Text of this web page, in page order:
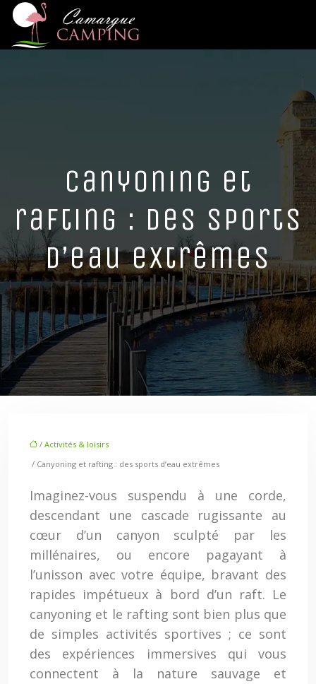
Canyoning et
rafting : des sports
d’eau extrêmes
/ Activités & loisirs
/ Canyoning et rafting : des sports d’eau extrêmes
Imaginez-vous suspendu à une corde,
descendant une cascade rugissante au
cœur d’un canyon sculpté par les
millénaires, ou encore pagayant à
l’unisson avec votre équipe, bravant des
rapides impétueux à bord d’un raft. Le
canyoning et le rafting sont bien plus que
de simples activités sportives ; ce sont
des expériences immersives qui vous
connectent à la nature sauvage et